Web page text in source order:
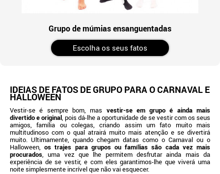
Grupo de múmias ensanguentadas
Escolha os seus fatos
IDEIAS DE FATOS DE GRUPO PARA O CARNAVAL E
HALLOWEEN
Vestir-se é sempre bom, mas vestir-se em grupo é ainda mais
divertido e original , pois dá-lhe a oportunidade de se vestir com os seus
amigos, família ou colegas, criando assim um fato muito mais
multitudinoso com o qual atrairá muito mais atenção e se divertirá
muito. Ultimamente, quando chegam datas como o Carnaval ou o
Halloween,os trajes para grupos ou famílias são cada vez mais
procurados , uma vez que lhe permitem desfrutar ainda mais da
experiência de se vestir, e com eles garantimos-lhe que viverá uma
noite simplesmente incrível que não vai esquecer.